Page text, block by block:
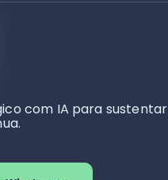
com IA para sustentar